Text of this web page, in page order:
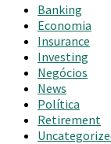
Banking
Economia
Insurance
Investing
Negócios
News
Política
Retirement